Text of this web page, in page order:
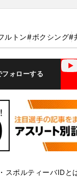
ルトン#ボクシング#
フォローする
YouTube
スポルティーバIDと